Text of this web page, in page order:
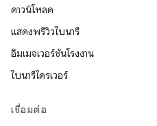
ดาวน์โหลด
แสดงพรีวิวไบนารี
อิมเมจเวอร์ชันโรงงาน
ไบนารีไดรเวอร์
เชื่อมต่อ